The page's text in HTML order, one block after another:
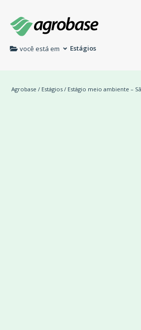
você está em Estágios
Agrobase / Estágios / Estágio meio ambiente –